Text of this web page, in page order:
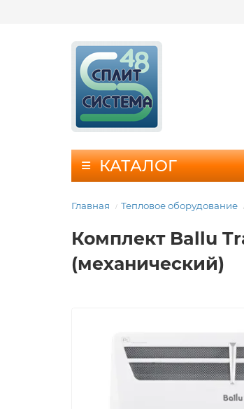
КАТАЛОГ
Главная Тепловое оборудование
Комплект Ballu
(механический)